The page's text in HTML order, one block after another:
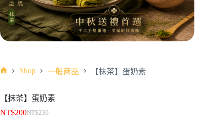
Shop 一般商品 【抹茶】蛋奶素
【抹茶】蛋奶素
NT$230
NT$200